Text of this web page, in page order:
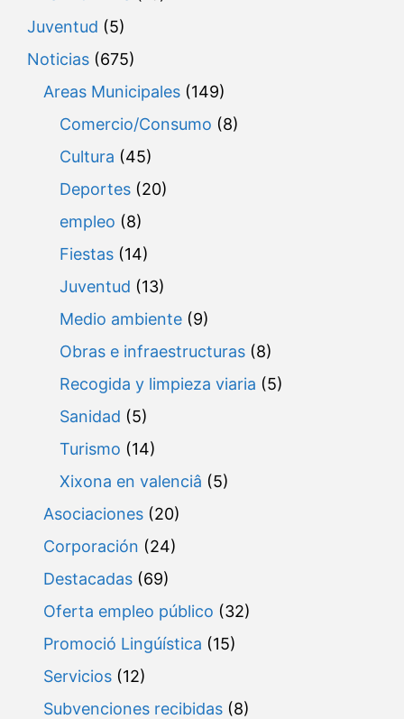
Juventud (5)
Noticias (675)
Areas Municipales (149)
Comercio/Consumo (8)
Cultura (45)
Deportes (20)
empleo (8)
Fiestas (14)
Juventud (13)
Medio ambiente (9)
Obras e infraestructuras (8)
Recogida y limpieza viaria (5)
Sanidad (5)
Turismo (14)
Xixona en valenciâ (5)
Asociaciones (20)
Corporación (24)
Destacadas (69)
Oferta empleo público (32)
Promoció Lingúística (15)
Servicios (12)
Subvenciones recibidas (8)